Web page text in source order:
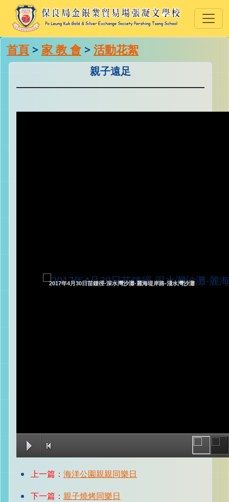
首頁 > 家 教 會 > 活動花絮
親子遠足
2017年4月30日苗鍾徑-深水灣沙灘-麗海堤岸路-淺水灣沙灘
上一篇：海洋公園親親同樂日
下一篇：親子燒烤同樂日